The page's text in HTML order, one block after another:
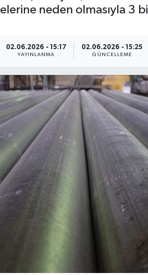
neden olmasıyla 3
02.06.2026 - 15:17
YAYINLANMA
02.06.2026 - 15:25
GÜNCELLEME